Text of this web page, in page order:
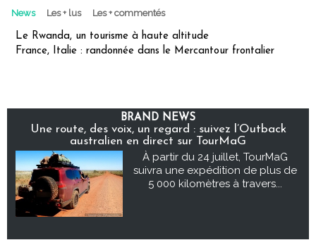
News Les + lus Les + commentés
Le Rwanda, un tourisme à haute altitude
France, Italie : randonnée dans le Mercantour frontalier
BRAND NEWS
Une route, des voix, un regard : suivez l’Outback
australien en direct sur TourMaG
À partir du 24 juillet, TourMaG
suivra une expédition de plus de
5 000 kilomètres à travers...